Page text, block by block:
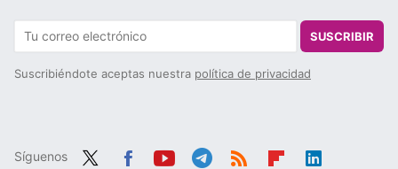
SUSCRIBIR
Suscribiéndote aceptas nuestra política de privacidad
Síguenos